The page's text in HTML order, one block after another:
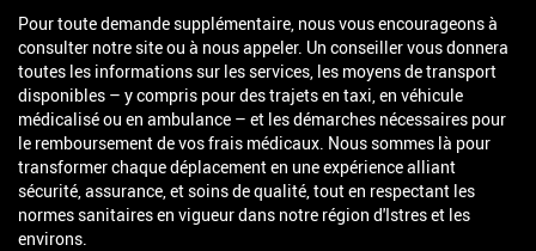
Pour toute demande supplémentaire, nous vous encourageons à
consulter notre site ou à nous appeler. Un conseiller vous donnera
toutes les informations sur les services, les moyens de transport
disponibles – y compris pour des trajets en taxi, en véhicule
médicalisé ou en ambulance – et les démarches nécessaires pour
le remboursement de vos frais médicaux. Nous sommes là pour
transformer chaque déplacement en une expérience alliant
sécurité, assurance, et soins de qualité, tout en respectant les
normes sanitaires en vigueur dans notre région d'Istres et les
environs.